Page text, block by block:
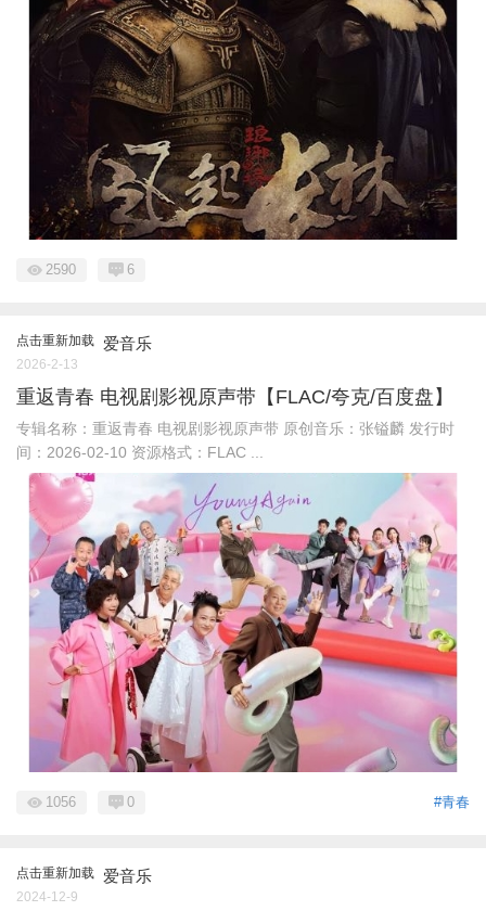
2590 6
点击重新加载 爱音乐
2026-2-13
重返青春 电视剧影视原声带【FLAC/夸克/百度盘】
专辑名称：重返青春 电视剧影视原声带 原创音乐：张镒麟 发行时
间：2026-02-10 资源格式：FLAC ...
#青春
1056 0
点击重新加载 爱音乐
2024-12-9